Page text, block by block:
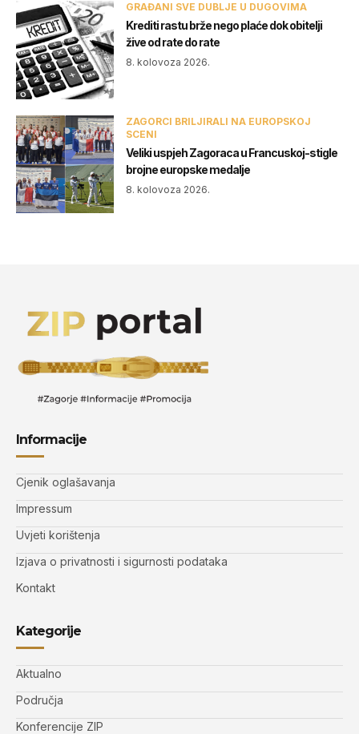
GRAĐANI SVE DUBLJE U DUGOVIMA
Krediti rastu brže nego plaće dok obitelji
žive od rate do rate
8. kolovoza 2026.
ZAGORCI BRILJIRALI NA EUROPSKOJ
SCENI
Veliki uspjeh Zagoraca u Francuskoj-stigle
brojne europske medalje
8. kolovoza 2026.
Informacije
Cjenik oglašavanja
Impressum
Uvjeti korištenja
Izjava o privatnosti i sigurnosti podataka
Kontakt
Kategorije
Aktualno
Područja
Konferencije ZIP